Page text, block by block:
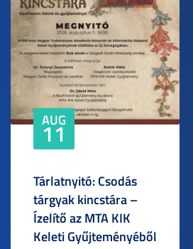
AUG
11
Tárlatnyitó: Csodás
tárgyak kincstára –
Ízelítő az MTA KIK
Keleti Gyűjteményéből